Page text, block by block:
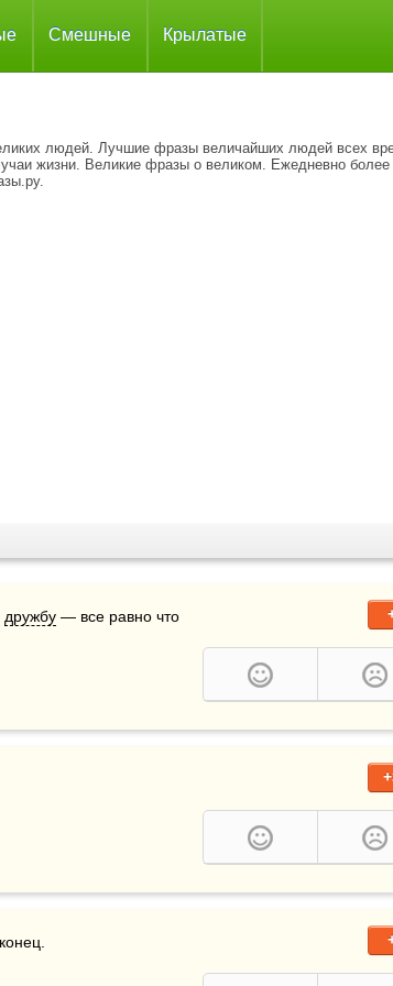
Смешные Крылатые
людей. Лучшие фразы величайших людей всех
жизни. Великие фразы о великом. Ежедневно более
дружбу — все равно что